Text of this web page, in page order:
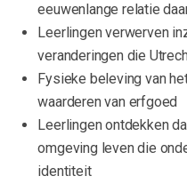
eeuwenlange relatie
Leerlingen verwerven
veranderingen die
Fysieke beleving van
waarderen van erfgoed
Leerlingen ontdekken
omgeving leven die
identiteit